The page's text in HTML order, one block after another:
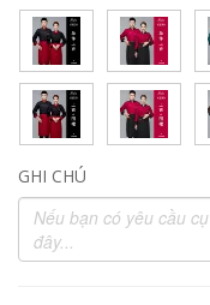
GHI CHÚ